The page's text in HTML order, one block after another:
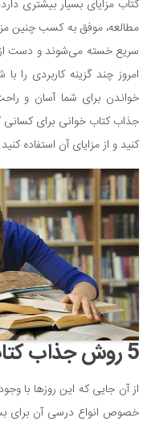
ورزش و تندرستی
روانشناسی
مراکز پزشکی و دارویی
فرهنگ و هنر
سینما و تئاتر
تلویزیون
موسیقی
چهره‌ها
عکاسی و هنرهای
کتاب و کتاب‌خوانی
تاریخ
معماری
علمی
فناوری‌ها
نجوم و هوا فضا
زمین و محیط زیست
کتاب مزایای بسیار بیشتری
مطالعه، موفق به کسب چنین
سریع خسته می‌شوند و دست از
امروز چند گزینه کاربردی را
خواندن برای شما آسان و
جذاب کتاب خوانی برای کسانی
کنید و از مزایای آن استفاده کنید.
5 روش جذاب کتاب خوانی
از آن جایی که این روزها با
خصوص انواع درسی آن برای